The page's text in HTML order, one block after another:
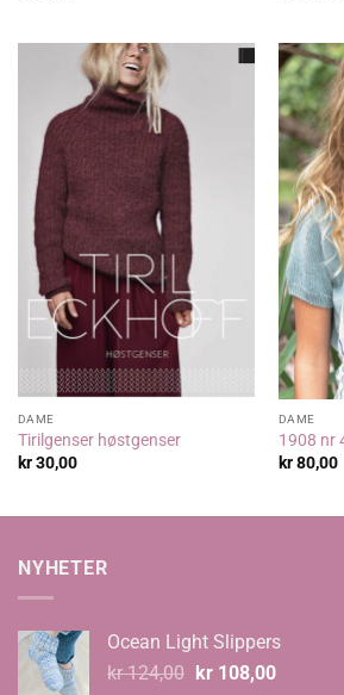
DAME
Tirilgenser høstgenser
kr30,00
DAME
1908 nr
kr80,00
NYHETER
Ocean Light Slippers
kr124,00 Opprinnelig
kr108,00